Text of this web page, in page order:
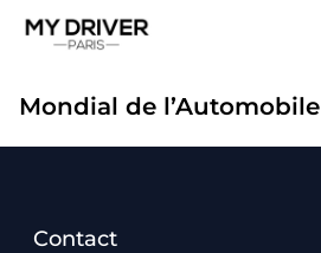
Mondial de l’Automobile
Contact